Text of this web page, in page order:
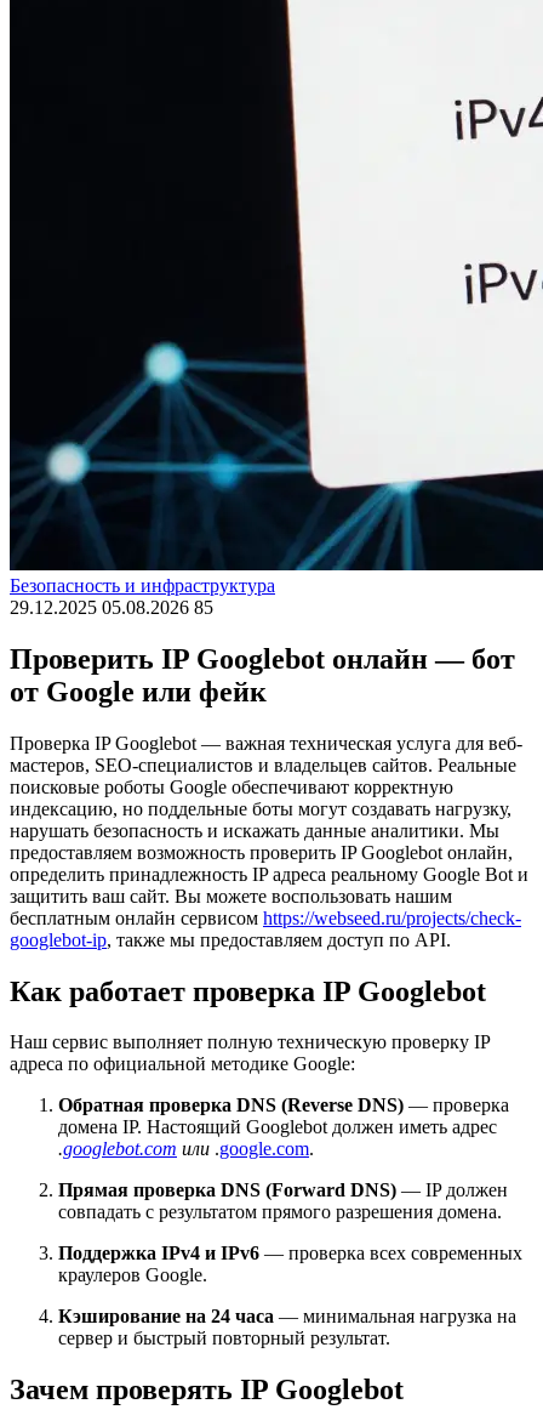
Безопасность и инфраструктура
29.12.2025 05.08.2026 85
Проверить IP Googlebot онлайн — бот
от Google или фейк
Проверка IP Googlebot — важная техническая услуга для веб-
мастеров, SEO-специалистов и владельцев сайтов. Реальные
поисковые роботы Google обеспечивают корректную
индексацию, но поддельные боты могут создавать нагрузку,
нарушать безопасность и искажать данные аналитики. Мы
предоставляем возможность проверить IP Googlebot онлайн,
определить принадлежность IP адреса реальному Google Bot и
защитить ваш сайт. Вы можете воспользовать нашим
бесплатным онлайн сервисом https://webseed.ru/projects/check-
googlebot-ip, также мы предоставляем доступ по API.
Как работает проверка IP Googlebot
Наш сервис выполняет полную техническую проверку IP
адреса по официальной методике Google:
Обратная проверка DNS (Reverse DNS) — проверка
домена IP. Настоящий Googlebot должен иметь адрес
.googlebot.com или .google.com.
Прямая проверка DNS (Forward DNS) — IP должен
совпадать с результатом прямого разрешения домена.
Поддержка IPv4 и IPv6 — проверка всех современных
краулеров Google.
Кэширование на 24 часа — минимальная нагрузка на
сервер и быстрый повторный результат.
Зачем проверять IP Googlebot